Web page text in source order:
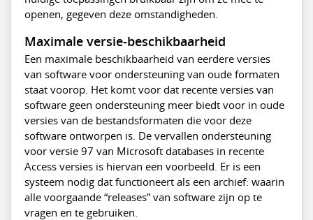
openen, gegeven deze omstandigheden.
Maximale versie-beschikbaarheid
Een maximale beschikbaarheid van eerdere versies
van software voor ondersteuning van oude formaten
staat voorop. Het komt voor dat recente versies van
software geen ondersteuning meer biedt voor in oude
versies van de bestandsformaten die voor deze
software ontworpen is. De vervallen ondersteuning
voor versie 97 van Microsoft databases in recente
Access versies is hiervan een voorbeeld. Er is een
systeem nodig dat functioneert als een archief: waarin
alle voorgaande “releases” van software zijn op te
vragen en te gebruiken.